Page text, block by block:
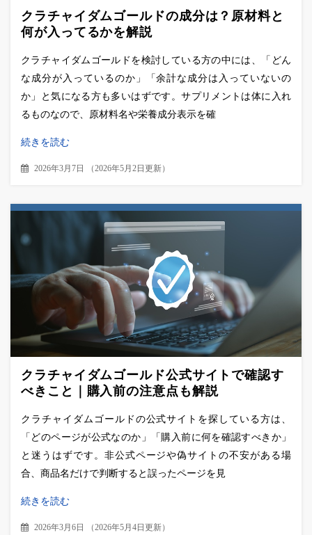
クラチャイダムゴールドの成分は？原材料と
何が入ってるかを解説
クラチャイダムゴールドを検討している方の中には、「どん
な成分が入っているのか」「余計な成分は入っていないの
か」と気になる方も多いはずです。サプリメントは体に入れ
るものなので、原材料名や栄養成分表示を確
続きを読む
2026年3月7日 （2026年5月2日更新）
クラチャイダムゴールド公式サイトで確認す
べきこと｜購入前の注意点も解説
クラチャイダムゴールドの公式サイトを探している方は、
「どのページが公式なのか」「購入前に何を確認すべきか」
と迷うはずです。非公式ページや偽サイトの不安がある場
合、商品名だけで判断すると誤ったページを見
続きを読む
2026年3月6日 （2026年5月4日更新）